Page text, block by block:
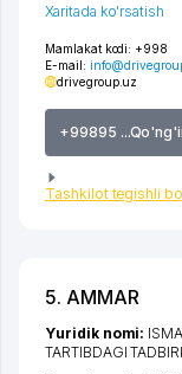
Mamlakat kodi: +998
E-mail:
drivegroup.uz
+99895
Tashkilot tegishli
Xaritada ko'rsatish
5. AMMAR
Yuridik nomi:
TARTIBDAGI